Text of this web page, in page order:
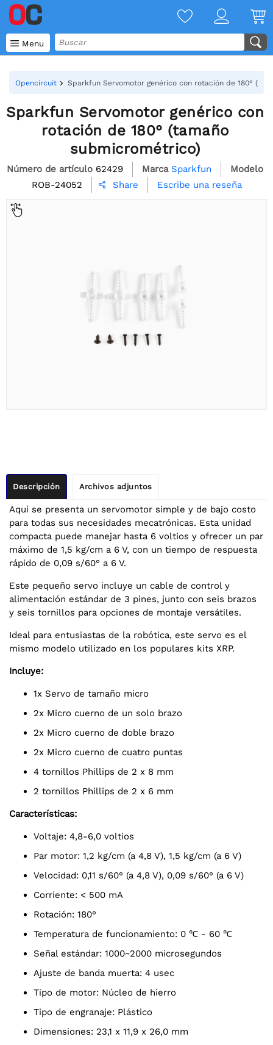
 Menu
Opencircuit Sparkfun Servomotor genérico con rotación de 180°
Sparkfun Servomotor genérico con
rotación de 180° (tamaño
submicrométrico)
Número de artículo 62429 Marca Sparkfun
Modelo
ROB-24052
 Share Escribe una reseña
Descripción Archivos adjuntos
Aquí se presenta un servomotor simple y de bajo costo
para todas sus necesidades mecatrónicas. Esta unidad
compacta puede manejar hasta 6 voltios y ofrecer un par
máximo de 1,5 kg/cm a 6 V, con un tiempo de respuesta
rápido de 0,09 s/60° a 6 V.
Este pequeño servo incluye un cable de control y
alimentación estándar de 3 pines, junto con seis brazos
y seis tornillos para opciones de montaje versátiles.
Ideal para entusiastas de la robótica, este servo es el
mismo modelo utilizado en los populares kits XRP.
Incluye:
1x Servo de tamaño micro
2x Micro cuerno de un solo brazo
2x Micro cuerno de doble brazo
2x Micro cuerno de cuatro puntas
4 tornillos Phillips de 2 x 8 mm
2 tornillos Phillips de 2 x 6 mm
Características:
Voltaje: 4,8-6,0 voltios
Par motor: 1,2 kg/cm (a 4,8 V), 1,5 kg/cm (a 6 V)
Velocidad: 0,11 s/60° (a 4,8 V), 0,09 s/60° (a 6 V)
Corriente: < 500 mA
Rotación: 180°
Temperatura de funcionamiento: 0 ℃ - 60 ℃
Señal estándar: 1000~2000 microsegundos
Ajuste de banda muerta: 4 usec
Tipo de motor: Núcleo de hierro
Tipo de engranaje: Plástico
Dimensiones: 23,1 x 11,9 x 26,0 mm